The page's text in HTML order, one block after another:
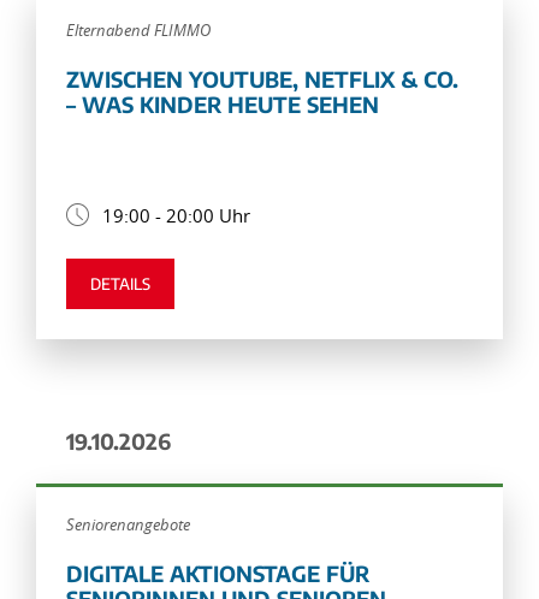
Elternabend FLIMMO
ZWISCHEN YOUTUBE, NETFLIX & CO.
– WAS KINDER HEUTE SEHEN
19:00 - 20:00 Uhr
DETAILS
19.10.2026
Seniorenangebote
DIGITALE AKTIONSTAGE FÜR